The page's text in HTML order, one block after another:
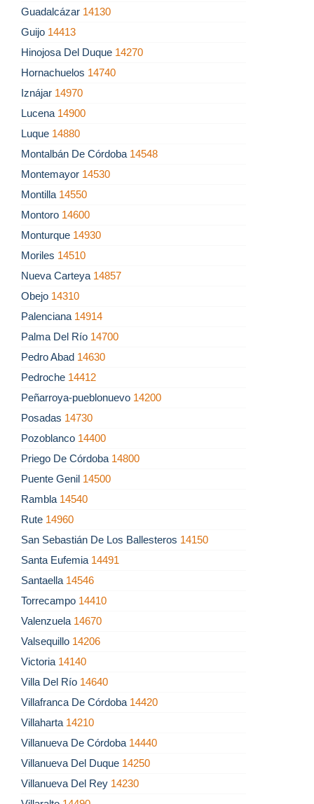
Guadalcázar 14130
Guijo 14413
Hinojosa Del Duque 14270
Hornachuelos 14740
Iznájar 14970
Lucena 14900
Luque 14880
Montalbán De Córdoba 14548
Montemayor 14530
Montilla 14550
Montoro 14600
Monturque 14930
Moriles 14510
Nueva Carteya 14857
Obejo 14310
Palenciana 14914
Palma Del Río 14700
Pedro Abad 14630
Pedroche 14412
Peñarroya-pueblonuevo 14200
Posadas 14730
Pozoblanco 14400
Priego De Córdoba 14800
Puente Genil 14500
Rambla 14540
Rute 14960
San Sebastián De Los Ballesteros 14150
Santa Eufemia 14491
Santaella 14546
Torrecampo 14410
Valenzuela 14670
Valsequillo 14206
Victoria 14140
Villa Del Río 14640
Villafranca De Córdoba 14420
Villaharta 14210
Villanueva De Córdoba 14440
Villanueva Del Duque 14250
Villanueva Del Rey 14230